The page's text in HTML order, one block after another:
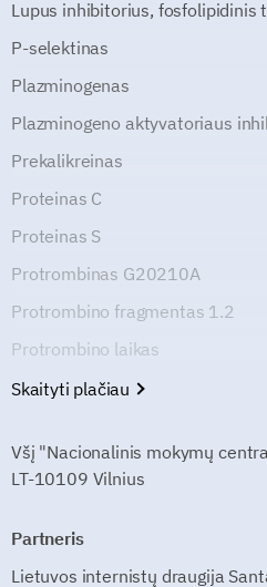
Lupus inhibitorius, fosfolipidinis
P-selektinas
Plazminogenas
Plazminogeno aktyvatoriaus
Prekalikreinas
Proteinas C
Proteinas S
Protrombinas G20210A
Protrombino fragmentas 1.2
Protrombino laikas
Skaityti plačiau
Všį "Nacionalinis mokymų
LT-10109 Vilnius
Partneris
Lietuvos internistų draugija